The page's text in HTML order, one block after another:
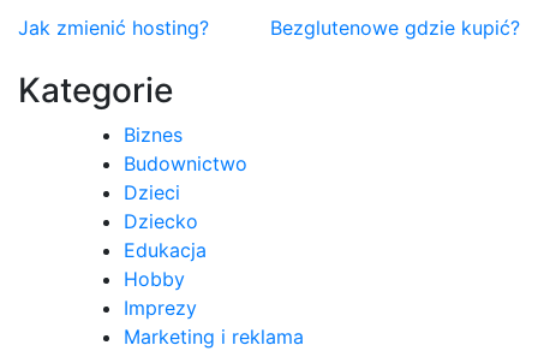
Nawigacja
wpisu
Jak zmienić hosting? Bezglutenowe gdzie kupić?
Kategorie
Biznes
Budownictwo
Dzieci
Dziecko
Edukacja
Hobby
Imprezy
Marketing i reklama